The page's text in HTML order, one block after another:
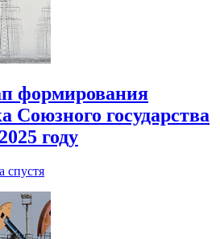
формирования
Союзного государства
году
спустя